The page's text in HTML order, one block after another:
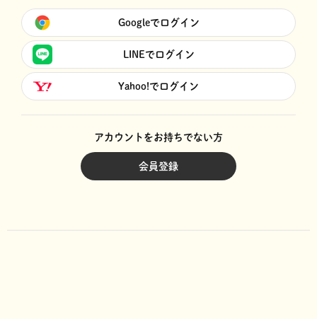
Googleでログイン
LINEでログイン
Yahoo!でログイン
アカウントをお持ちでない方
会員登録